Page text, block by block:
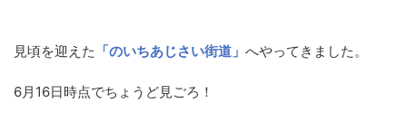
見頃を迎えた 「のいちあじさい街道」 へやってきました。
6月16日時点でちょうど見ごろ！